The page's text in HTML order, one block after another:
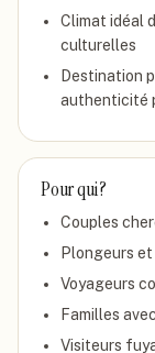
Climat idéal
culturelles
Destination
authenticité
Pour qui ?
Couples
Plongeurs
Voyageurs
Familles
Visiteurs